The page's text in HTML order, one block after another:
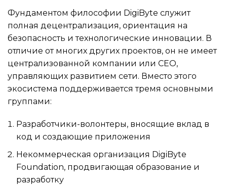
Фундаментом философии DigiByte служит
полная децентрализация, ориентация на
безопасность и технологические инновации. В
отличие от многих других проектов, он не имеет
централизованной компании или CEO,
управляющих развитием сети. Вместо этого
экосистема поддерживается тремя основными
группами:
Разработчики-волонтеры, вносящие вклад в
код и создающие приложения
Некоммерческая организация DigiByte
Foundation, продвигающая образование и
разработку